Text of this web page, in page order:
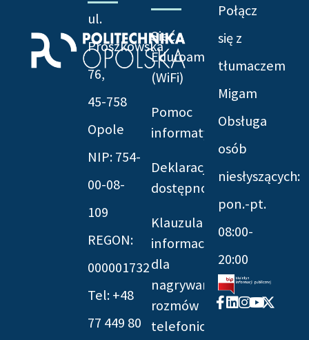
ul.
Prószkowska
76,
45-758
Opole
NIP: 754-
00-08-
109
REGON:
000001732
Tel: +48
77 449 80
Sieć
Eduroam
(WiFi)
Pomoc
informatyczna
Deklaracja
dostępności
Klauzula
informacyjna
dla
nagrywania
rozmów
telefonicznych
Połącz
się z
tłumaczem
Migam
Obsługa
osób
niesłyszących:
pon.-pt.
08:00-
20:00
Facebook-
f
Linkedin
Instagram
Youtube
X-